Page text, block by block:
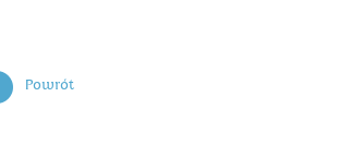
Powrót